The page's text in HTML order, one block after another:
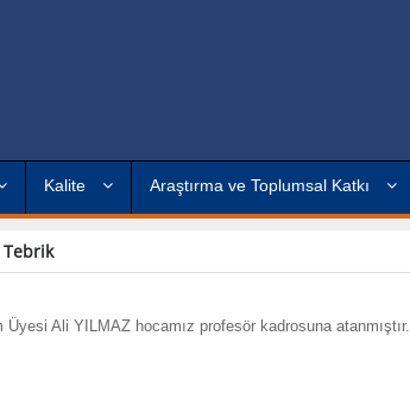
Kalite Araştırma ve Toplumsal Katkı
Ali YILMAZ hocamız profesör kadrosuna atanmıştır.